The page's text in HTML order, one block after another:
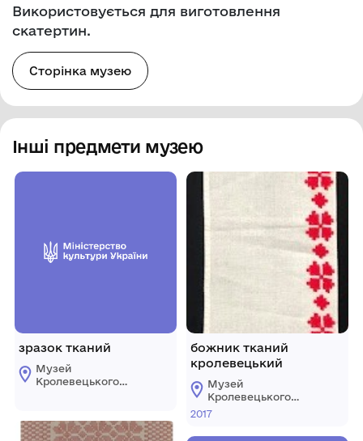
Використовується для виготовлення
скатертин.
Сторінка музею
Інші предмети музею
зразок тканий
Музей
Кролевецького
міської ради
божник тканий
кролевецький
Музей
Кролевецького
ткацтва
міської ради
2017